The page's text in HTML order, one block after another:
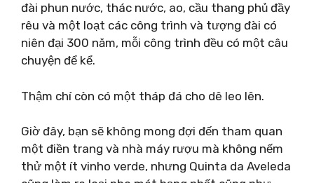
đài phun nước, thác nước, ao, cầu thang phủ đầy
rêu và một loạt các công trình và tượng đài có
niên đại 300 năm, mỗi công trình đều có một câu
chuyện để kể.
Thậm chí còn có một tháp đá cho dê leo lên.
Giờ đây, bạn sẽ không mong đợi đến tham quan
một điền trang và nhà máy rượu mà không nếm
thử một ít vinho verde, nhưng Quinta da Aveleda